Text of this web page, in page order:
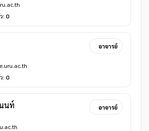
: 0
: 0
อาจารย์
นท์ อาจารย์